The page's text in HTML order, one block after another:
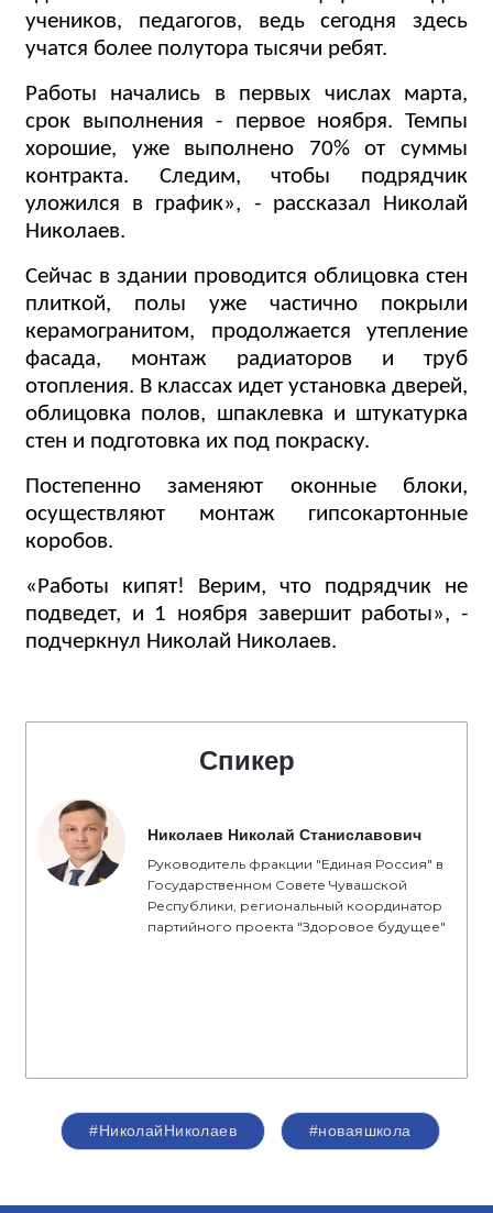
учеников, педагогов, ведь сегодня здесь
учатся более полутора тысячи ребят.
Работы начались в первых числах марта,
срок выполнения - первое ноября. Темпы
хорошие, уже выполнено 70% от суммы
контракта. Следим, чтобы подрядчик
уложился в график», - рассказал Николай
Николаев.
Сейчас в здании проводится облицовка стен
плиткой, полы уже частично покрыли
керамогранитом, продолжается утепление
фасада, монтаж радиаторов и труб
отопления. В классах идет установка дверей,
облицовка полов, шпаклевка и штукатурка
стен и подготовка их под покраску.
Постепенно заменяют оконные блоки,
осуществляют монтаж гипсокартонные
коробов.
«Работы кипят! Верим, что подрядчик не
подведет, и 1 ноября завершит работы», -
подчеркнул Николай Николаев.
Спикер
Николаев Николай Станиславович
Руководитель фракции "Единая Россия" в
Государственном Совете Чувашской
Республики, региональный координатор
партийного проекта "Здоровое будущее"
#НиколайНиколаев #новаяшкола